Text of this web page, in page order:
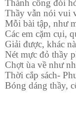
Thành công đòi
Thầy vẫn nói vui
Mỗi bài tập, như
Các em cặm cụi,
Giải được, khác
Nét mực đỏ thầy
Chợt ùa về như
Thời cắp sách-
Bóng dáng thầy,